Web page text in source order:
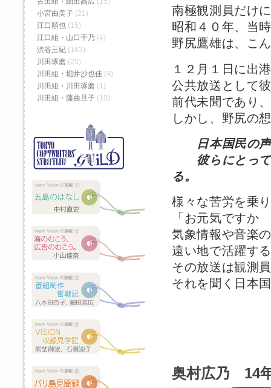
南極観測員だけ
昭和４０年、当
野尻鷹雄は、こ
１２月１日に出
公共放送として
前代未聞であり
しかし、野尻の
日本国民の
彼らにとって
る。
様々な苦労を乗
「お元気ですか
気象情報や音楽
遠い地で活躍す
その放送は観測
それを聞く日本
奥村広乃 14
小宮由美子 (21)
江口順也 (15)
江口組・山口千乃 (4)
渋谷三紀 (163)
川田琢磨 (25)
川田組・堀井沙也佳 (4)
川田組・川田琢磨 (1)
川田組・藤曲旦子 (10)